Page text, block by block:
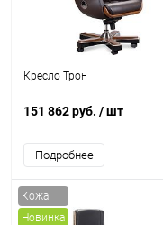
Кресло Трон
151 862 руб. / шт
Подробнее
Кожа
Новинка